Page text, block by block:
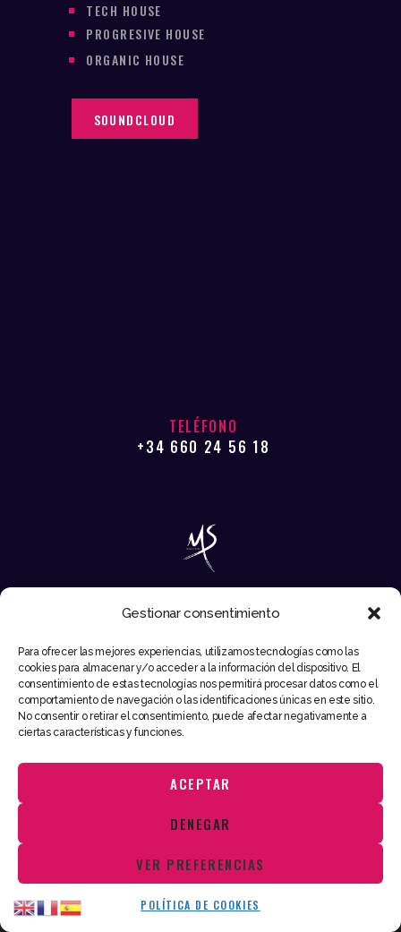
Gestionar consentimiento
Para ofrecer las mejores experiencias, utilizamos tecnologías como las
cookies para almacenar y/o acceder a la información del dispositivo. El
consentimiento de estas tecnologías nos permitirá procesar datos como el
comportamiento de navegación o las identificaciones únicas en este sitio.
No consentir o retirar el consentimiento, puede afectar negativamente a
ciertas características y funciones.
ACEPTAR
DENEGAR
VER PREFERENCIAS
POLÍTICA DE COOKIES
TECH HOUSE
PROGRESIVE HOUSE
ORGANIC HOUSE
SOUNDCLOUD
TELÉFONO
+34 660 24 56 18
EMAIL
INFO@MIKESYNTEC.COM
Mike Syntec © 2026. Todos los derechos reservados
Utilizamos cookies para ofrecerte la mejor experiencia en nuestra
web.
Puedes aprender más sobre qué cookies utilizamos o desactivarlas
Aceptar